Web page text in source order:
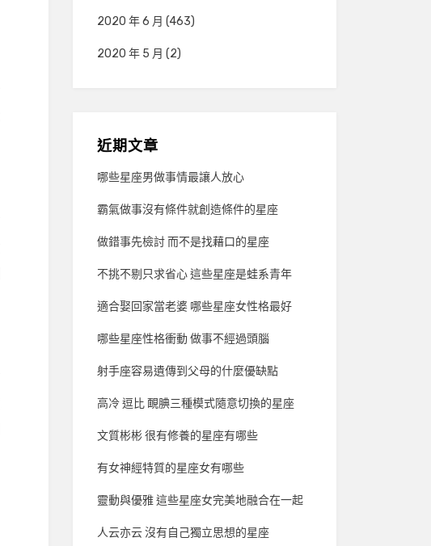
2020 年 6 月 (463)
2020 年 5 月 (2)
近期文章
哪些星座男做事情最讓人放心
霸氣做事沒有條件就創造條件的星座
做錯事先檢討 而不是找藉口的星座
不挑不剔只求省心 這些星座是蛙系青年
適合娶回家當老婆 哪些星座女性格最好
哪些星座性格衝動 做事不經過頭腦
射手座容易遺傳到父母的什麼優缺點
高冷 逗比 靦腆三種模式隨意切換的星座
文質彬彬 很有修養的星座有哪些
有女神經特質的星座女有哪些
靈動與優雅 這些星座女完美地融合在一起
人云亦云 沒有自己獨立思想的星座